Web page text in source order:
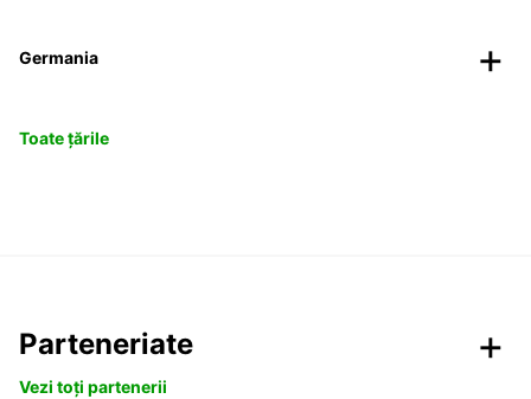
Germania
Toate țările
Parteneriate
Vezi toți partenerii